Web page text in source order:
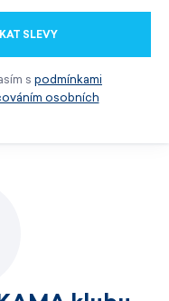
SLEVY
s podmínkami
osobních